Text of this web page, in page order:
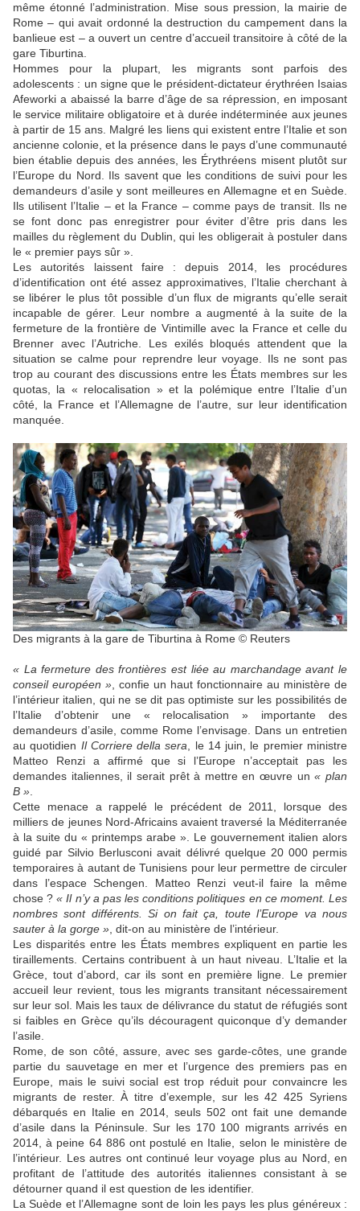
même étonné l’administration. Mise sous pression, la mairie de
Rome – qui avait ordonné la destruction du campement dans la
banlieue est – a ouvert un centre d’accueil transitoire à côté de la
gare Tiburtina.
Hommes pour la plupart, les migrants sont parfois des
adolescents : un signe que le président-dictateur érythréen Isaias
Afeworki a abaissé la barre d’âge de sa répression, en imposant
le service militaire obligatoire et à durée indéterminée aux jeunes
à partir de 15 ans. Malgré les liens qui existent entre l’Italie et son
ancienne colonie, et la présence dans le pays d’une communauté
bien établie depuis des années, les Érythréens misent plutôt sur
l’Europe du Nord. Ils savent que les conditions de suivi pour les
demandeurs d’asile y sont meilleures en Allemagne et en Suède.
Ils utilisent l’Italie – et la France – comme pays de transit. Ils ne
se font donc pas enregistrer pour éviter d’être pris dans les
mailles du règlement du Dublin, qui les obligerait à postuler dans
le « premier pays sûr ».
Les autorités laissent faire : depuis 2014, les procédures
d’identification ont été assez approximatives, l’Italie cherchant à
se libérer le plus tôt possible d’un flux de migrants qu’elle serait
incapable de gérer. Leur nombre a augmenté à la suite de la
fermeture de la frontière de Vintimille avec la France et celle du
Brenner avec l’Autriche. Les exilés bloqués attendent que la
situation se calme pour reprendre leur voyage. Ils ne sont pas
trop au courant des discussions entre les États membres sur les
quotas, la « relocalisation » et la polémique entre l’Italie d’un
côté, la France et l’Allemagne de l’autre, sur leur identification
manquée.
Des migrants à la gare de Tiburtina à Rome © Reuters
« La fermeture des frontières est liée au marchandage avant le
conseil européen » , confie un haut fonctionnaire au ministère de
l’intérieur italien, qui ne se dit pas optimiste sur les possibilités de
l’Italie d’obtenir une « relocalisation » importante des
demandeurs d’asile, comme Rome l’envisage. Dans un entretien
au quotidien Il Corriere della sera , le 14 juin, le premier ministre
Matteo Renzi a affirmé que si l’Europe n’acceptait pas les
demandes italiennes, il serait prêt à mettre en œuvre un« plan
B »
Cette menace a rappelé le précédent de 2011, lorsque des
milliers de jeunes Nord-Africains avaient traversé la Méditerranée
à la suite du « printemps arabe ». Le gouvernement italien alors
guidé par Silvio Berlusconi avait délivré quelque 20 000 permis
temporaires à autant de Tunisiens pour leur permettre de circuler
dans l’espace Schengen. Matteo Renzi veut-il faire la même
chose ?« Il n’y a pas les conditions politiques en ce moment. Les
nombres sont différents. Si on fait ça, toute l’Europe va nous
sauter à la gorge » , dit-on au ministère de l’intérieur.
Les disparités entre les États membres expliquent en partie les
tiraillements. Certains contribuent à un haut niveau. L’Italie et la
Grèce, tout d’abord, car ils sont en première ligne. Le premier
accueil leur revient, tous les migrants transitant nécessairement
sur leur sol. Mais les taux de délivrance du statut de réfugiés sont
si faibles en Grèce qu’ils découragent quiconque d’y demander
l’asile.
Rome, de son côté, assure, avec ses garde-côtes, une grande
partie du sauvetage en mer et l’urgence des premiers pas en
Europe, mais le suivi social est trop réduit pour convaincre les
migrants de rester. À titre d’exemple, sur les 42 425 Syriens
débarqués en Italie en 2014, seuls 502 ont fait une demande
d’asile dans la Péninsule. Sur les 170 100 migrants arrivés en
2014, à peine 64 886 ont postulé en Italie, selon le ministère de
l’intérieur. Les autres ont continué leur voyage plus au Nord, en
profitant de l’attitude des autorités italiennes consistant à se
détourner quand il est question de les identifier.
La Suède et l’Allemagne sont de loin les pays les plus généreux :